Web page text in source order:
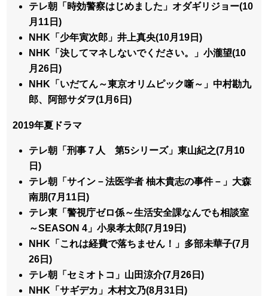
テレ朝「時効警察はじめました」オダギリジョー(10
月11日)
NHK「少年寅次郎」井上真央(10月19日)
NHK「決してマネしないでください。」小瀧望(10
月26日)
NHK「いだてん～東京オリムピック噺～」中村勘九
郎、阿部サダヲ(1月6日)
2019年夏ドラマ
テレ朝「刑事７人 第5シリーズ」東山紀之(7月10
日)
テレ朝「サイン－法医学者 柚木貴志の事件－」大森
南朋(7月11日)
テレ東「警視庁ゼロ係～生活安全課なんでも相談室
～SEASON 4」小泉孝太郎(7月19日)
NHK「これは経費で落ちません！」多部未華子(7月
26日)
テレ朝「セミオトコ」山田涼介(7月26日)
NHK「サギデカ」木村文乃(8月31日)